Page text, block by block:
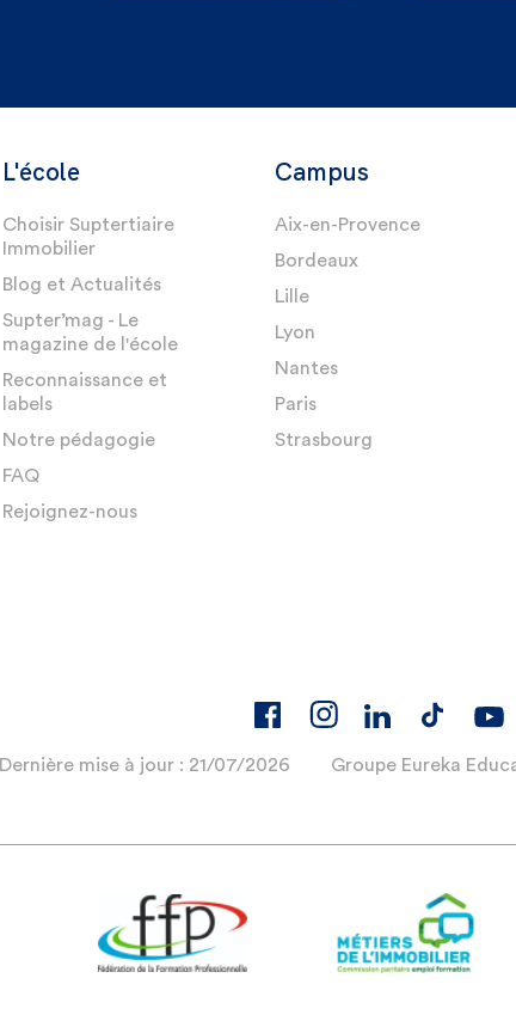
L'école
Choisir Suptertiaire
Immobilier
Blog et Actualités
Supter’mag - Le
magazine de l'école
Reconnaissance et
labels
Notre pédagogie
FAQ
Rejoignez-nous
Campus
Aix-en-Provence
Bordeaux
Lille
Lyon
Nantes
Paris
Strasbourg
Dernière mise à jour : 21/07/2026 Groupe Eureka